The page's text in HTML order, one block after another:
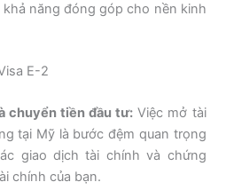
khả năng đóng góp cho nền kinh
E-2
chuyển tiền đầu tư: Việc mở tài
tại Mỹ là bước đệm quan trọng
giao dịch tài chính và chứng
chính của bạn.